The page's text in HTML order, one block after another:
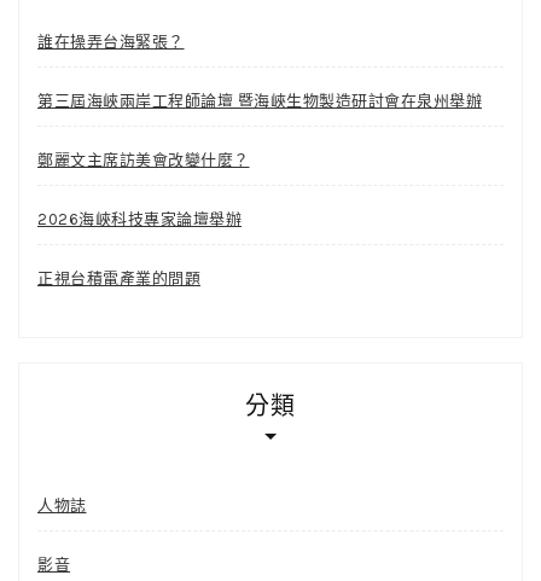
誰在操弄台海緊張？
第三屆海峽兩岸工程師論壇 暨海峽生物製造研討會在泉州舉辦
鄭麗文主席訪美會改變什麼？
2026海峽科技專家論壇舉辦
正視台積電產業的問題
分類
人物誌
影音